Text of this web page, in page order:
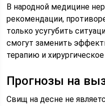
В народной медицине
рекомендации,
только усугубить
смогут заменить
терапию и
Прогнозы на
Свищ на десне не